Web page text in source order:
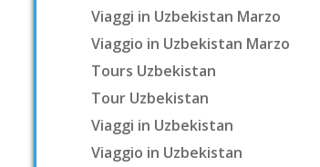
Viaggi in Uzbekistan Marzo
Viaggio in Uzbekistan Marzo
Tours Uzbekistan
Tour Uzbekistan
Viaggi in Uzbekistan
Viaggio in Uzbekistan